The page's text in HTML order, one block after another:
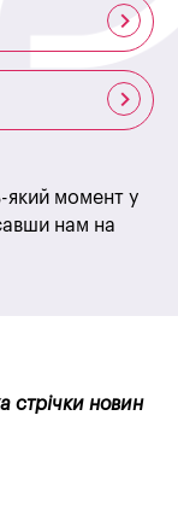
який момент у
нам на
стрічки новин